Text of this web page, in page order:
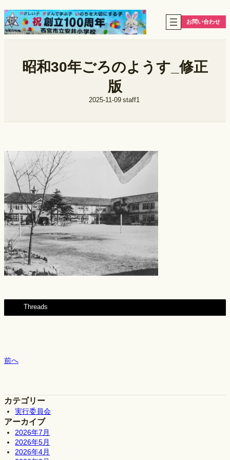
内
容
を
お問い合わせ
昭和30年ごろのようす_修正
版
2025-11-09 staff1
Threads
前へ
カテゴリー
実行委員会
アーカイブ
2026年7月
2026年5月
2026年4月